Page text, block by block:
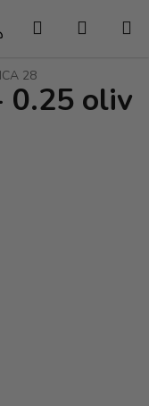
Hľadať
28
0.25 oliv